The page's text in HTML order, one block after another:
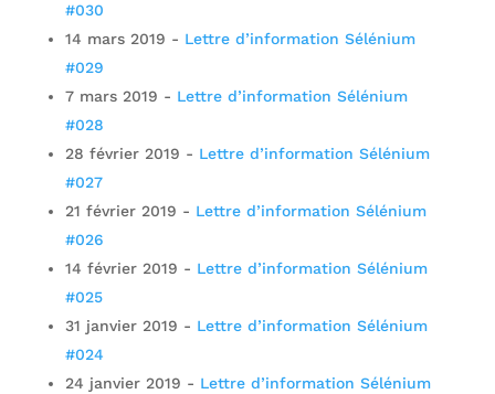
#030
14 mars 2019 - Lettre d’information Sélénium
#029
7 mars 2019 - Lettre d’information Sélénium
#028
28 février 2019 - Lettre d’information Sélénium
#027
21 février 2019 - Lettre d’information Sélénium
#026
14 février 2019 - Lettre d’information Sélénium
#025
31 janvier 2019 - Lettre d’information Sélénium
#024
24 janvier 2019 - Lettre d’information Sélénium